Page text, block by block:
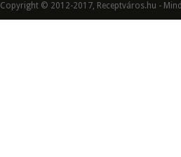
Copyright © 2012-2017, Receptváros.hu -